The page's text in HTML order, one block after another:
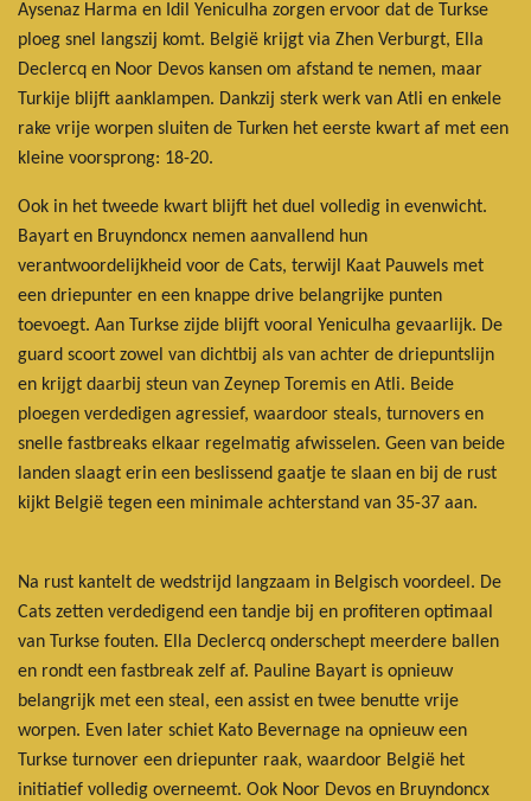
Aysenaz Harma en Idil Yeniculha zorgen ervoor dat de Turkse
ploeg snel langszij komt. België krijgt via Zhen Verburgt, Ella
Declercq en Noor Devos kansen om afstand te nemen, maar
Turkije blijft aanklampen. Dankzij sterk werk van Atli en enkele
rake vrije worpen sluiten de Turken het eerste kwart af met een
kleine voorsprong: 18-20.
Ook in het tweede kwart blijft het duel volledig in evenwicht.
Bayart en Bruyndoncx nemen aanvallend hun
verantwoordelijkheid voor de Cats, terwijl Kaat Pauwels met
een driepunter en een knappe drive belangrijke punten
toevoegt. Aan Turkse zijde blijft vooral Yeniculha gevaarlijk. De
guard scoort zowel van dichtbij als van achter de driepuntslijn
en krijgt daarbij steun van Zeynep Toremis en Atli. Beide
ploegen verdedigen agressief, waardoor steals, turnovers en
snelle fastbreaks elkaar regelmatig afwisselen. Geen van beide
landen slaagt erin een beslissend gaatje te slaan en bij de rust
kijkt België tegen een minimale achterstand van 35-37 aan.
Na rust kantelt de wedstrijd langzaam in Belgisch voordeel. De
Cats zetten verdedigend een tandje bij en profiteren optimaal
van Turkse fouten. Ella Declercq onderschept meerdere ballen
en rondt een fastbreak zelf af. Pauline Bayart is opnieuw
belangrijk met een steal, een assist en twee benutte vrije
worpen. Even later schiet Kato Bevernage na opnieuw een
Turkse turnover een driepunter raak, waardoor België het
initiatief volledig overneemt. Ook Noor Devos en Bruyndoncx